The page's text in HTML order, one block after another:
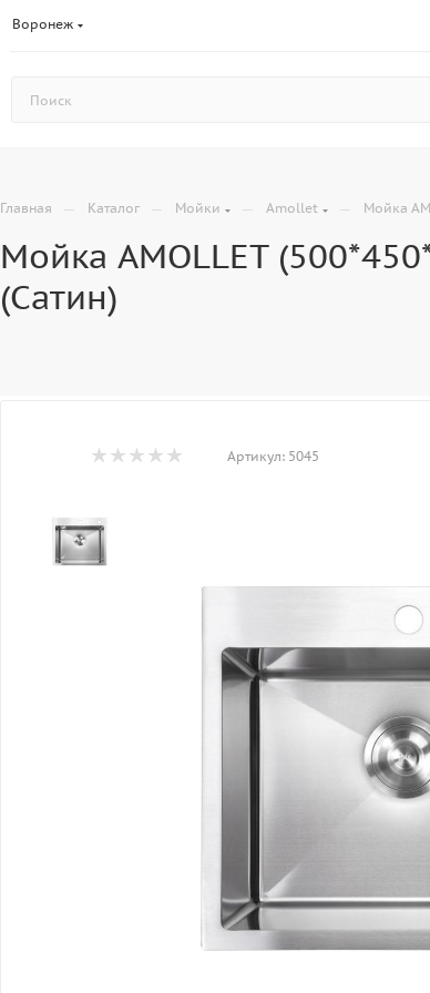
Воронеж
Главная — Каталог — Мойки — Amollet — Мойка
Мойка AMOLLET
(Сатин)
Артикул: 5045